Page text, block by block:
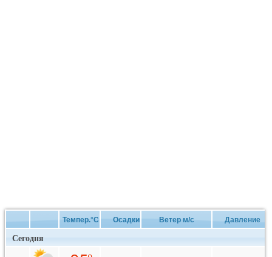
Темпер.°C Осадки Ветер м/с Давление
Сегодня